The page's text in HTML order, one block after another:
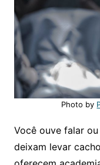
Photo by
Você ouve falar
deixam levar